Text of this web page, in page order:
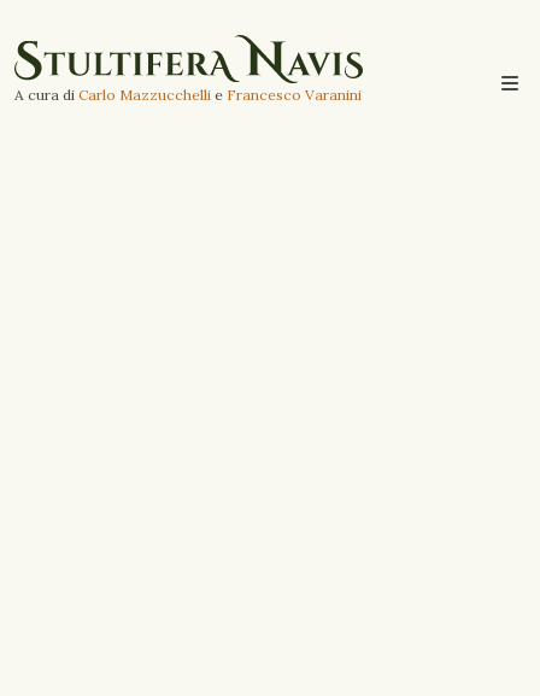
A cura di Carlo Mazzucchelli e Francesco Varanini